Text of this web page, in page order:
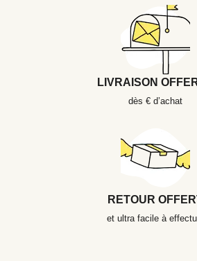
LIVRAISON
dès € d’achat
RETOUR
et ultra facile à